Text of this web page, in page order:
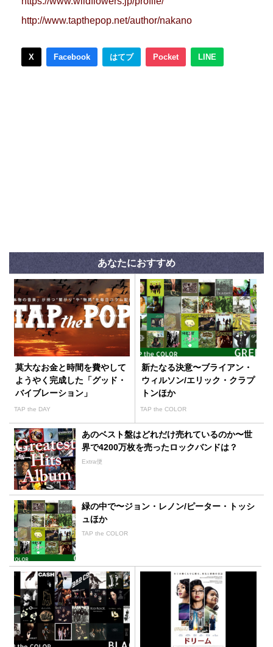
http://www.tapthepop.net/author/nakano
X Facebook はてブ Pocket LINE
あなたにおすすめ
莫大なお金と時間を費やして
ようやく完成した「グッド・
バイブレーション」
TAP the DAY
新たなる決意〜ブライアン・
ウィルソン/エリック・クラプ
トンほか
TAP the COLOR
あのベスト盤はどれだけ売れているのか〜世
界で4200万枚を売ったロックバンドは？
Extra便
緑の中で〜ジョン・レノン/ピーター・トッシ
ュほか
TAP the COLOR